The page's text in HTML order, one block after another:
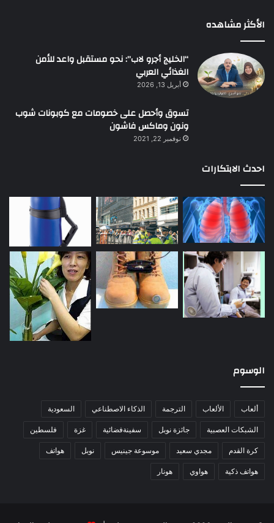
الأكثر مشاهده
“الخليج أجرو لاب”: نحو مستقبل واعد للأمن
الغذائي العربي
أبريل 13, 2026
تسوق وأحصل على خصومات مع كوبونات شوب
ونون وماكس فاشون
نوفمبر 22, 2021
احدث الابتكارات
الوسوم
ألعاب الألعاب الترجمة الذكاء الاصطناعي السعودية
الشبكات العصبية جائزة نوبل سفينةفضائية غزة فلسطين
كرة القدم مجدي سعيد موسوعة جينيس نوبل هواتف
هواتف ذكية هواوي هونار